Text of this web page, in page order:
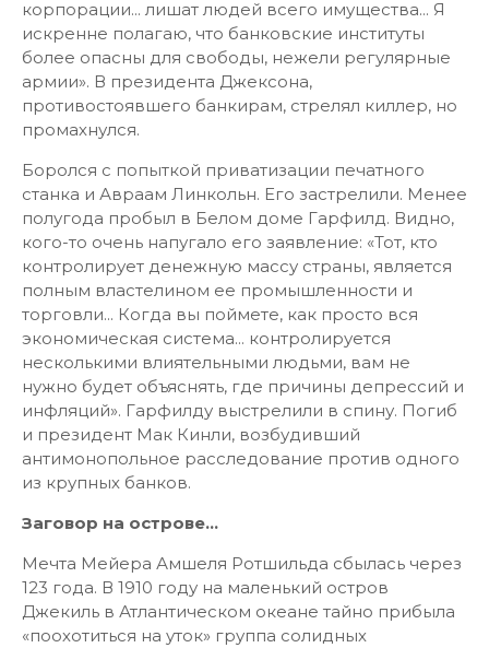
корпорации... лишат людей всего имущества... Я
искренне полагаю, что банковские институты
более опасны для свободы, нежели регулярные
армии». В президента Джексона,
противостоявшего банкирам, стрелял киллер, но
промахнулся.
Боролся с попыткой приватизации печатного
станка и Авраам Линкольн. Его застрелили. Менее
полугода пробыл в Белом доме Гарфилд. Видно,
кого-то очень напугало его заявление: «Тот, кто
контролирует денежную массу страны, является
полным властелином ее промышленности и
торговли... Когда вы поймете, как просто вся
экономическая система... контролируется
несколькими влиятельными людьми, вам не
нужно будет объяснять, где причины депрессий и
инфляций». Гарфилду выстрелили в спину. Погиб
и президент Мак Кинли, возбудивший
антимонопольное расследование против одного
из крупных банков.
Заговор на острове...
Мечта Мейера Амшеля Ротшильда сбылась через
123 года. В 1910 году на маленький остров
Джекиль в Атлантическом океане тайно прибыла
«поохотиться на уток» группа солидных